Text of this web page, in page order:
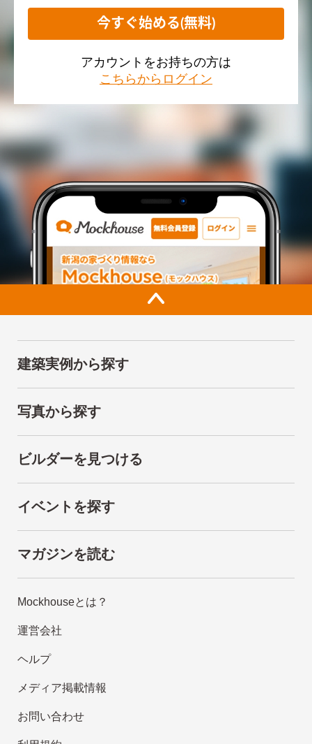
今すぐ始める(無料)
アカウントをお持ちの方は
こちらからログイン
建築実例から探す
写真から探す
ビルダーを見つける
イベントを探す
マガジンを読む
Mockhouseとは？
運営会社
ヘルプ
メディア掲載情報
お問い合わせ